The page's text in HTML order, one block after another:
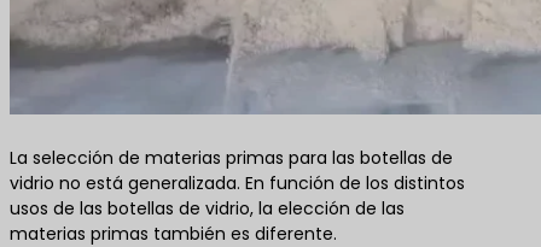
La selección de materias primas para las botellas de
vidrio no está generalizada. En función de los distintos
usos de las botellas de vidrio, la elección de las
materias primas también es diferente.